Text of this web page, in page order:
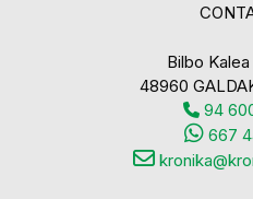
Bilbo Kalea
48960
94
667